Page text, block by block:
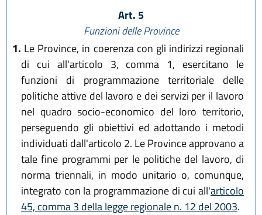
Art. 5
Funzioni delle Province
1. Le Province, in coerenza con gli indirizzi regionali
di cui all'articolo 3, comma 1, esercitano le
funzioni di programmazione territoriale delle
politiche attive del lavoro e dei servizi per il lavoro
nel quadro socio-economico del loro territorio,
perseguendo gli obiettivi ed adottando i metodi
individuati dall'articolo 2. Le Province approvano a
tale fine programmi per le politiche del lavoro, di
norma triennali, in modo unitario o, comunque,
integrato con la programmazione di cui all'articolo
45, comma 3 della legge regionale n. 12 del 2003.